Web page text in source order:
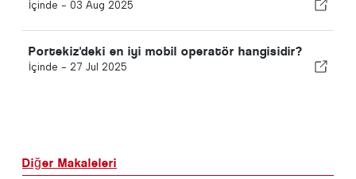
İçinde - 03 Aug 2025
Portekiz'deki en iyi mobil operatör hangisidir?
İçinde - 27 Jul 2025
Diğer Makaleleri